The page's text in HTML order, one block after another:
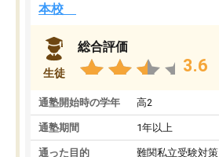
本校
生徒
総合評価
3.6
通塾開始時の学年 高2
通塾期間 1年以上
通った目的 難関私立受験対策